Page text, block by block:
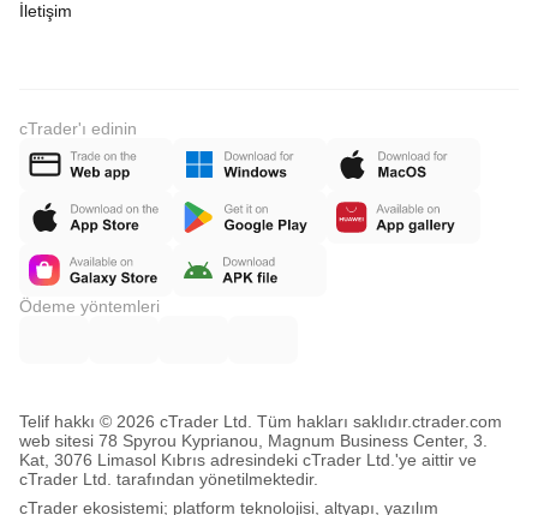
İletişim
cTrader'ı edinin
Ödeme yöntemleri
Telif hakkı © 2026 cTrader Ltd. Tüm hakları saklıdır.ctrader.com
web sitesi 78 Spyrou Kyprianou, Magnum Business Center, 3.
Kat, 3076 Limasol Kıbrıs adresindeki cTrader Ltd.'ye aittir ve
cTrader Ltd. tarafından yönetilmektedir.
cTrader ekosistemi; platform teknolojisi, altyapı, yazılım